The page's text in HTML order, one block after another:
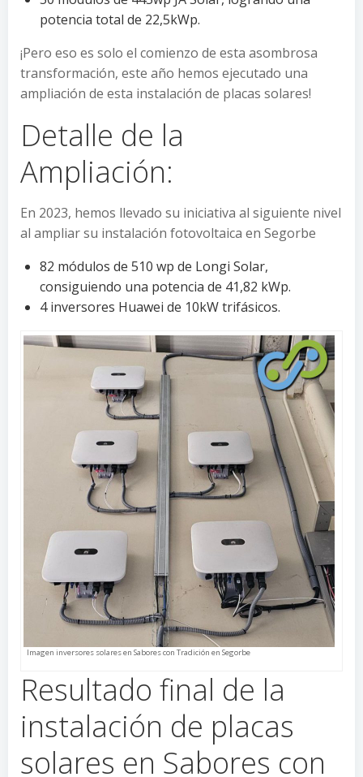
potencia total de 22,5kWp.
¡Pero eso es solo el comienzo de esta asombrosa
transformación, este año hemos ejecutado una
ampliación de esta instalación de placas solares!
Detalle de la
Ampliación:
En 2023, hemos llevado su iniciativa al siguiente nivel
al ampliar su instalación fotovoltaica en Segorbe
82 módulos de 510 wp de Longi Solar,
consiguiendo una potencia de 41,82 kWp.
4 inversores Huawei de 10kW trifásicos.
Imagen inversores solares en Sabores con Tradición en Segorbe
Resultado final de la
instalación de placas
solares en Sabores con